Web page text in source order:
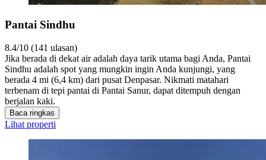
Pantai Sindhu
8.4/10 (141 ulasan)
Jika berada di dekat air adalah daya tarik utama bagi Anda, Pantai
Sindhu adalah spot yang mungkin ingin Anda kunjungi, yang
berada 4 mi (6,4 km) dari pusat Denpasar. Nikmati matahari
terbenam di tepi pantai di Pantai Sanur, dapat ditempuh dengan
berjalan kaki.
Baca ringkas
Lihat properti